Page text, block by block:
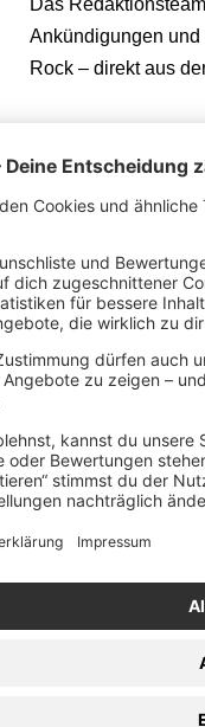
Das
Ankündigungen
Rock – direkt aus
Deaf